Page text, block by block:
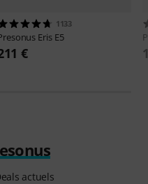
1133
Eris E5
€
actuels